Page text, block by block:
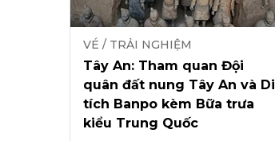
VÉ / TRẢI NGHIỆM
Tây An: Tham quan Đội
quân đất nung Tây An và Di
tích Banpo kèm Bữa trưa
kiểu Trung Quốc